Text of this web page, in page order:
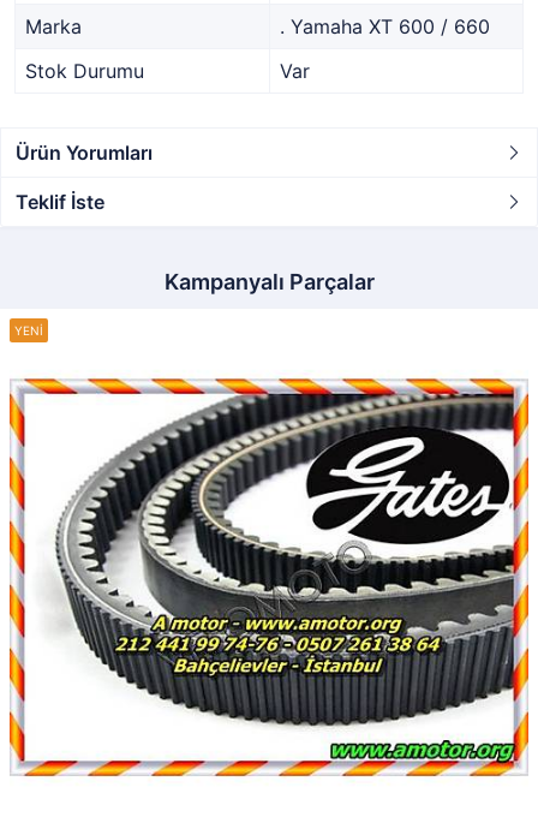
Marka
. Yamaha XT 600 / 660
Stok Durumu
Var
Ürün Yorumları
Teklif İste
Kampanyalı Parçalar